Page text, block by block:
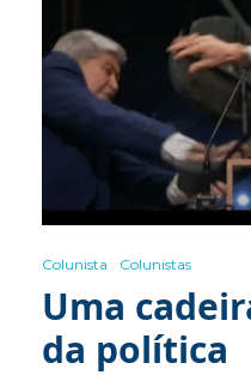
Colunista Colunistas
Uma
da política